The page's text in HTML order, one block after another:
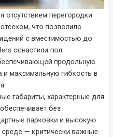
отсутствием перегородки
что позволило
с вместимостью до
оснастили пол
продольную
и максимальную гибкость в
габариты, характерные для
без
парковки и высокую
— критически важные